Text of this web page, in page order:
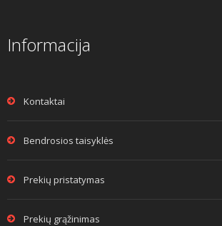
Informacija
Kontaktai
Bendrosios taisyklės
Prekių pristatymas
Prekių grąžinimas